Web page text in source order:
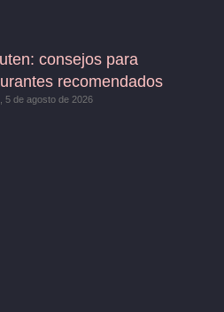
consejos para
recomendados
5 de agosto de 2026